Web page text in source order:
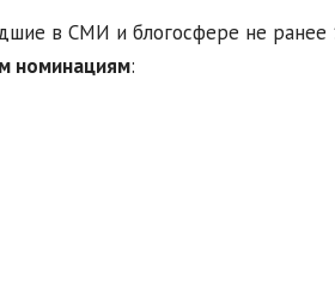
в СМИ и блогосфере не ранее
номинациям: